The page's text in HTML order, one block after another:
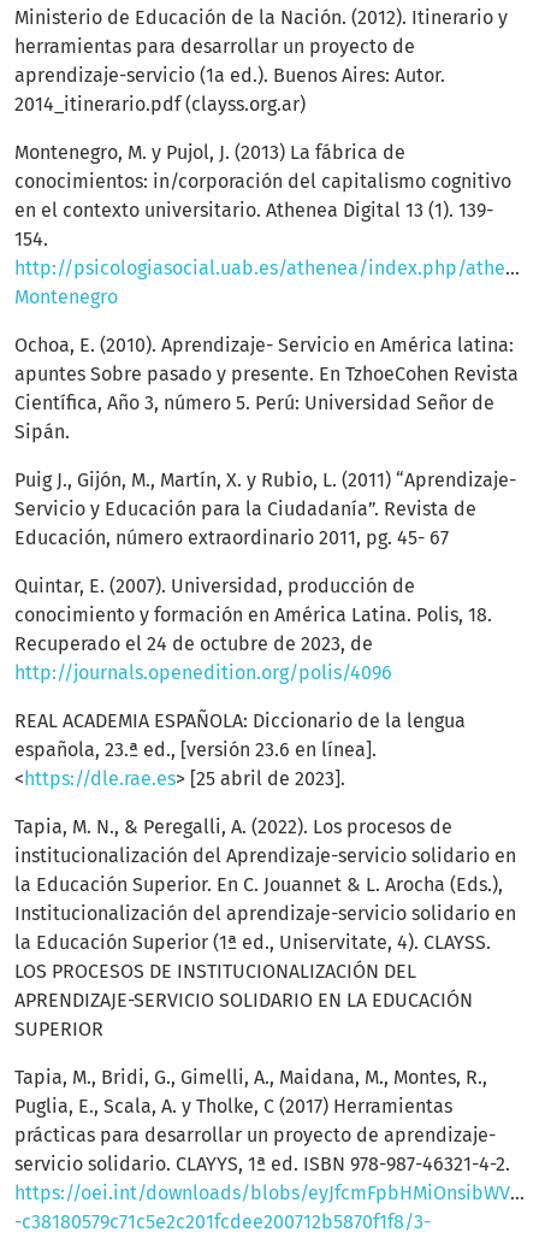
Ministerio de Educación de la Nación. (2012). Itinerario y
herramientas para desarrollar un proyecto de
aprendizaje-servicio (1a ed.). Buenos Aires: Autor.
2014_itinerario.pdf (clayss.org.ar)
Montenegro, M. y Pujol, J. (2013) La fábrica de
conocimientos: in/corporación del capitalismo cognitivo
en el contexto universitario. Athenea Digital 13 (1). 139-
154.
http://psicologiasocial.uab.es/athenea/index.php/
Montenegro
Ochoa, E. (2010). Aprendizaje- Servicio en América latina:
apuntes Sobre pasado y presente. En TzhoeCohen Revista
Científica, Año 3, número 5. Perú: Universidad Señor de
Sipán.
Puig J., Gijón, M., Martín, X. y Rubio, L. (2011) “Aprendizaje-
Servicio y Educación para la Ciudadanía”. Revista de
Educación, número extraordinario 2011, pg. 45- 67
Quintar, E. (2007). Universidad, producción de
conocimiento y formación en América Latina. Polis, 18.
Recuperado el 24 de octubre de 2023, de
http://journals.openedition.org/polis/4096
REAL ACADEMIA ESPAÑOLA: Diccionario de la lengua
española, 23.ª ed., [versión 23.6 en línea].
< https://dle.rae.es> [25 abril de 2023].
Tapia, M. N., & Peregalli, A. (2022). Los procesos de
institucionalización del Aprendizaje-servicio solidario en
la Educación Superior. En C. Jouannet & L. Arocha (Eds.),
Institucionalización del aprendizaje-servicio solidario en
la Educación Superior (1ª ed., Uniservitate, 4). CLAYSS.
LOS PROCESOS DE INSTITUCIONALIZACIÓN DEL
APRENDIZAJE-SERVICIO SOLIDARIO EN LA EDUCACIÓN
SUPERIOR
Tapia, M., Bridi, G., Gimelli, A., Maidana, M., Montes, R.,
Puglia, E., Scala, A. y Tholke, C (2017) Herramientas
prácticas para desarrollar un proyecto de aprendizaje-
servicio solidario. CLAYYS, 1ª ed. ISBN 978-987-46321-4-2.
https://oei.int/downloads/blobs/
-c38180579c71c5e2c201fcdee200712b5870f1f8/3-